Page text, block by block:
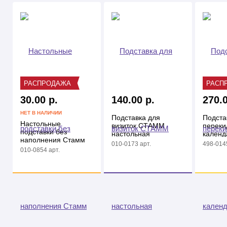
РАСПРОДАЖА
30.00 р.
НЕТ В НАЛИЧИИ
Настольные
подставки без
наполнения Стамм
"СИТИ" студио
010-0854 арт.
140.00 р.
Подставка для
визиток СТАММ
настольная
40х100х55 мм,
010-0173 арт. 498-